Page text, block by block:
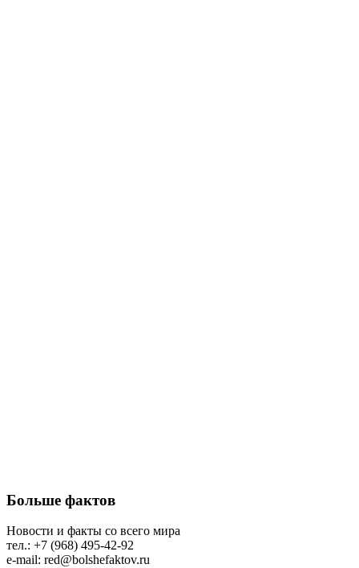
Больше фактов
Новости и факты со всего мира
тел.: +7 (968) 495-42-92
e-mail: red@bolshefaktov.ru